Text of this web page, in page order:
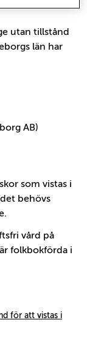
utan tillstånd
län har
AB)
som vistas i
behövs
vård på
folkbokförda i
för att vistas i